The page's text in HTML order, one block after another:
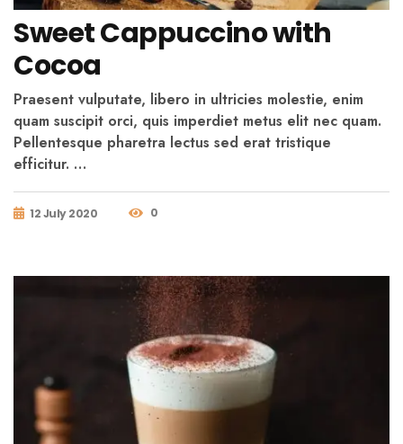
Sweet Cappuccino with
Cocoa
Praesent vulputate, libero in ultricies molestie, enim
quam suscipit orci, quis imperdiet metus elit nec quam.
Pellentesque pharetra lectus sed erat tristique
efficitur. …
12 July 2020 0